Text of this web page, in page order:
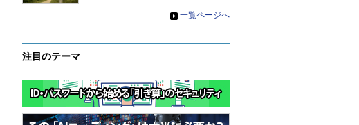
» 一覧ページへ
注目のテーマ